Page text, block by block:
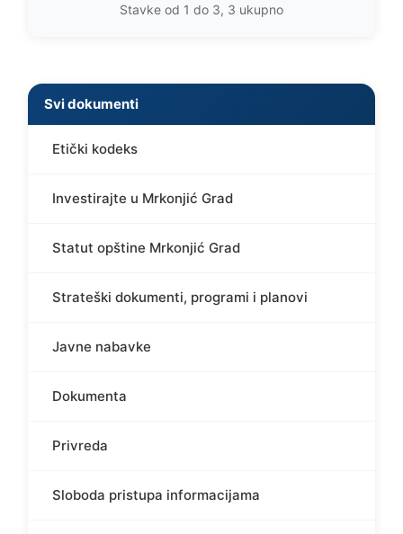
Stavke od 1 do 3, 3 ukupno
Svi dokumenti
Etički kodeks
Investirajte u Mrkonjić Grad
Statut opštine Mrkonjić Grad
Strateški dokumenti, programi i planovi
Javne nabavke
Dokumenta
Privreda
Sloboda pristupa informacijama